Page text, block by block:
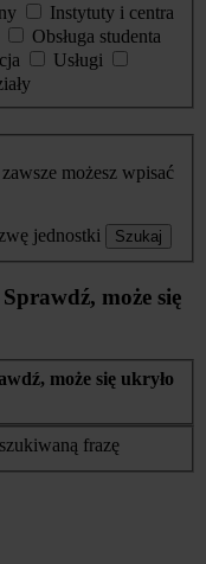
Instytuty i centra
Obsługa studenta
Usługi
zawsze możesz wpisać
jednostki Szukaj
może się
może się ukryło
frazę